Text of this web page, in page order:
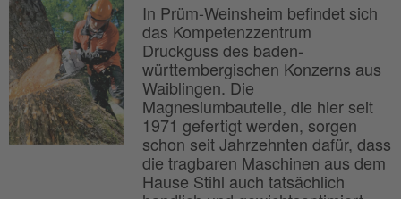
In Prüm-Weinsheim befindet sich
das Kompetenzzentrum
Druckguss des baden-
württembergischen Konzerns aus
Waiblingen. Die
Magnesiumbauteile, die hier seit
1971 gefertigt werden, sorgen
schon seit Jahrzehnten dafür, dass
die tragbaren Maschinen aus dem
Hause Stihl auch tatsächlich